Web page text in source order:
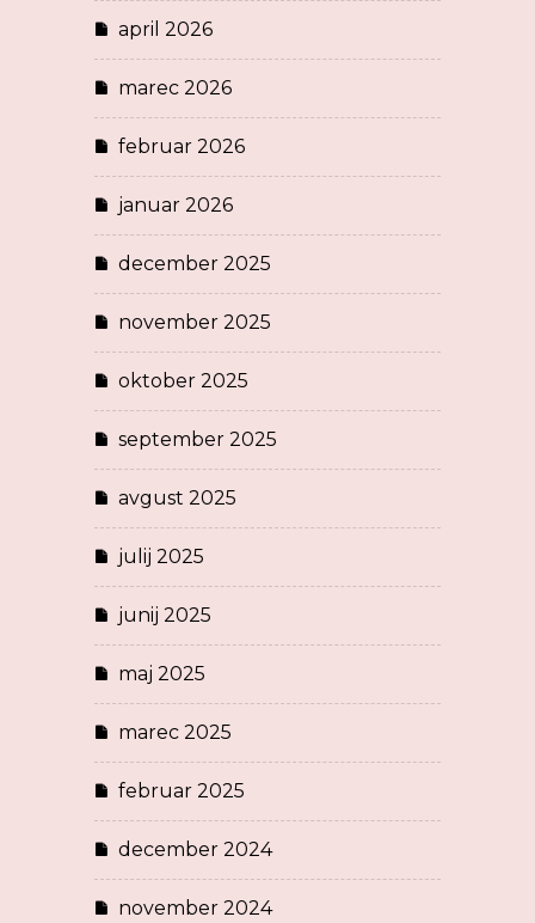
april 2026
marec 2026
februar 2026
januar 2026
december 2025
november 2025
oktober 2025
september 2025
avgust 2025
julij 2025
junij 2025
maj 2025
marec 2025
februar 2025
december 2024
november 2024